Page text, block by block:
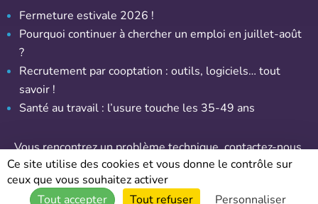
Fermeture estivale 2026 !
Pourquoi continuer à chercher un emploi en juillet-août
?
Recrutement par cooptation : outils, logiciels… tout
savoir !
Santé au travail : l’usure touche les 35-49 ans
Vous rencontrez un problème technique,contactez-nous.
© Emploi-Assurance – Tous droits réservés
Ce site utilise des cookies et vous donne le contrôle sur
ceux que vous souhaitez activer
Tout accepter
Tout refuser Personnaliser